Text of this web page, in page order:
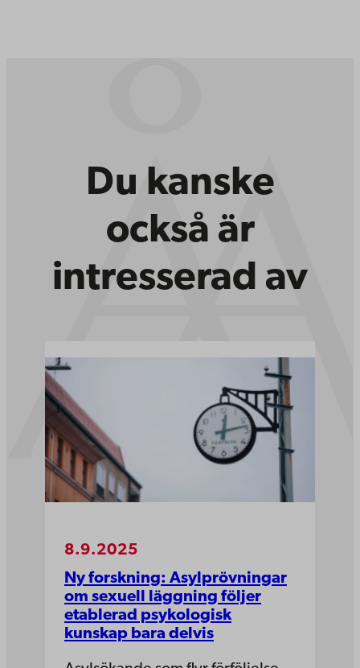
Du kanske
också är
intresserad av
8.9.2025
Ny forskning: Asylprövningar
om sexuell läggning följer
etablerad psykologisk
kunskap bara delvis